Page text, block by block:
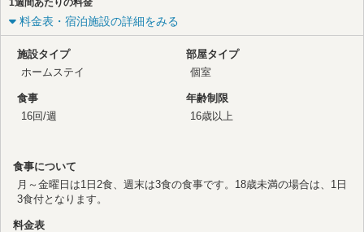
1週間あたりの料金
料金表・宿泊施設の詳細をみる
施設タイプ
ホームステイ
部屋タイプ
個室
食事
16回/週
年齢制限
16歳以上
食事について
月～金曜日は1日2食、週末は3食の食事です。18歳未満の場合は、1日
3食付となります。
料金表